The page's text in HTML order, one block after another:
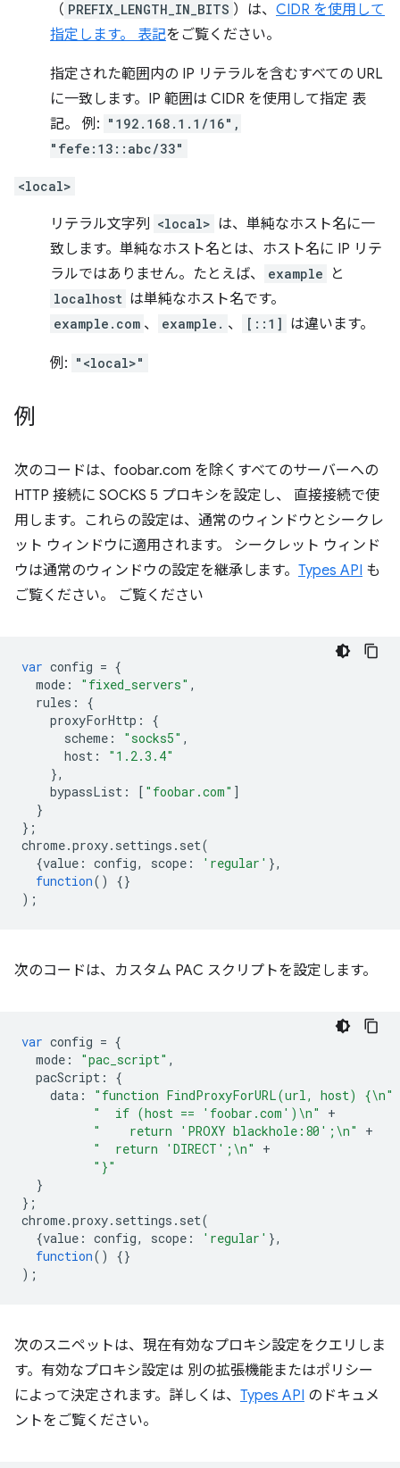
（ PREFIX_LENGTH_IN_BITS ）は、 CIDR を使用して
指定します。 表記をご覧ください。
指定された範囲内の IP リテラルを含むすべての URL
に一致します。IP 範囲は CIDR を使用して指定 表
記。 例: "192.168.1.1/16",
"fefe:13::abc/33"
<local>
リテラル文字列 <local> は、単純なホスト名に一
致します。単純なホスト名とは、ホスト名に IP リテ
ラルではありません。たとえば、
example と
localhost は単純なホスト名です。
example.com 、 example. 、 [::1] は違います。
例: "<local>"
例
次のコードは、foobar.com を除くすべてのサーバーへの
HTTP 接続に SOCKS 5 プロキシを設定し、 直接接続で使
用します。これらの設定は、通常のウィンドウとシークレ
ット ウィンドウに適用されます。 シークレット ウィンド
ウは通常のウィンドウの設定を継承します。 Types API も
ご覧ください。 ご覧ください
var config = {
mode : "fixed_servers" ,
rules :
{
proxyForHttp :
{
scheme : "socks5" ,
host :
"1.2.3.4"
},
bypassList : [ "foobar.com" ]
}
};
chrome.proxy. settings . set(
{value : config, scope : 'regular' },
function()
{}
);
次のコードは、カスタム PAC スクリプトを設定します。
var config = {
mode : "pac_script" ,
pacScript :
{
data :
"function FindProxyForURL(url, host) {\n"
"  if (host == 'foobar.com')\n"
+
"    return 'PROXY blackhole:80';\n"
+
"  return 'DIRECT';\n"
+
"}"
}
};
chrome.proxy. settings . set(
{value : config, scope : 'regular' },
function()
{}
);
次のスニペットは、現在有効なプロキシ設定をクエリしま
す。有効なプロキシ設定は 別の拡張機能またはポリシー
によって決定されます。詳しくは、 Types API のドキュメ
ントをご覧ください。